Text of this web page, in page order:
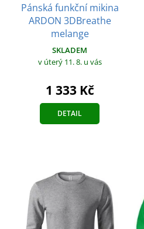
Pánská funkční mikina
ARDON 3DBreathe
melange
SKLADEM
v úterý 11. 8. u vás
1 333 Kč
DETAIL